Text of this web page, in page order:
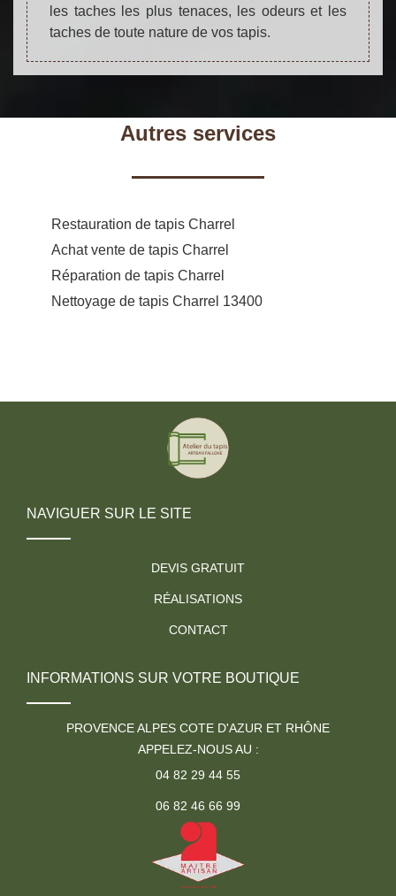
les taches les plus tenaces, les odeurs et les
taches de toute nature de vos tapis.
Autres services
Restauration de tapis Charrel
Achat vente de tapis Charrel
Réparation de tapis Charrel
Nettoyage de tapis Charrel 13400
NAVIGUER SUR LE SITE
DEVIS GRATUIT
RÉALISATIONS
CONTACT
INFORMATIONS SUR VOTRE BOUTIQUE
PROVENCE ALPES COTE D'AZUR ET RHÔNE
APPELEZ-NOUS AU :
04 82 29 44 55
06 82 46 66 99